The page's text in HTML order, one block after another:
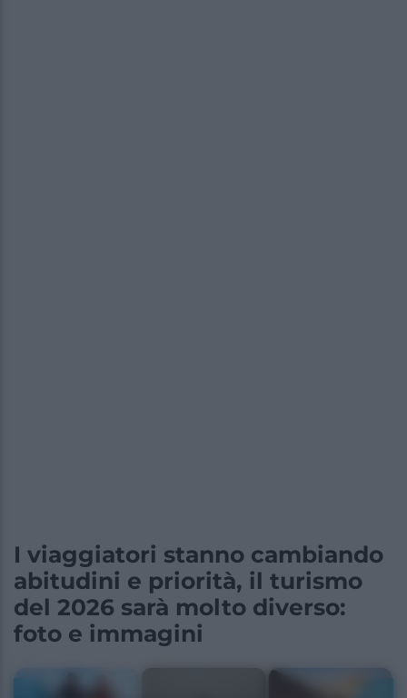
I viaggiatori stanno cambiando
abitudini e priorità, il turismo
del 2026 sarà molto diverso:
foto e immagini